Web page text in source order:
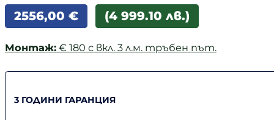
2556,00 € (4 999.10 лв.)
Монтаж: € 180 с вкл. 3 л.м. тръбен път.
3 ГОДИНИ ГАРАНЦИЯ